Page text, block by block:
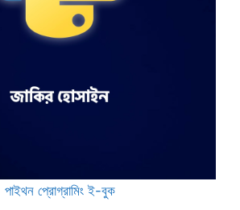
পাইথন প্রোগ্রামিং ই-বুক